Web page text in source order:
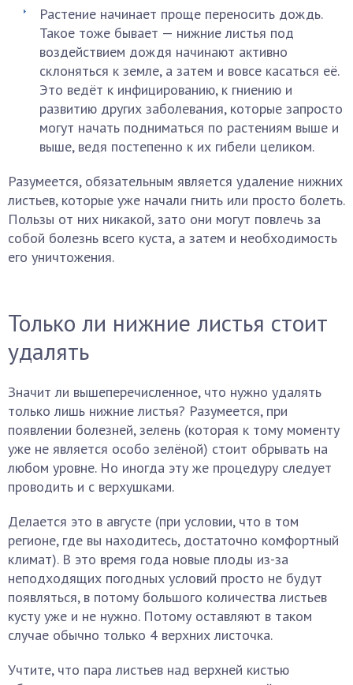
Растение начинает проще переносить дождь.
Такое тоже бывает — нижние листья под
воздействием дождя начинают активно
склоняться к земле, а затем и вовсе касаться её.
Это ведёт к инфицированию, к гниению и
развитию других заболевания, которые запросто
могут начать подниматься по растениям выше и
выше, ведя постепенно к их гибели целиком.
Разумеется, обязательным является удаление нижних
листьев, которые уже начали гнить или просто болеть.
Пользы от них никакой, зато они могут повлечь за
собой болезнь всего куста, а затем и необходимость
его уничтожения.
Только ли нижние листья стоит
удалять
Значит ли вышеперечисленное, что нужно удалять
только лишь нижние листья? Разумеется, при
появлении болезней, зелень (которая к тому моменту
уже не является особо зелёной) стоит обрывать на
любом уровне. Но иногда эту же процедуру следует
проводить и с верхушками.
Делается это в августе (при условии, что в том
регионе, где вы находитесь, достаточно комфортный
климат). В это время года новые плоды из-за
неподходящих погодных условий просто не будут
появляться, в потому большого количества листьев
кусту уже и не нужно. Потому оставляют в таком
случае обычно только 4 верхних листочка.
Учтите, что пара листьев над верхней кистью